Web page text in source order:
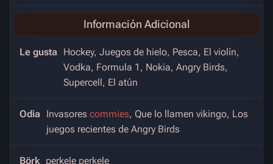
Información Adicional
Le gusta Hockey, Juegos de hielo, Pesca, El violín,
Vodka, Formula 1, Nokia, Angry Birds,
Supercell, El atún
Odia Invasores commies, Que lo llamen vikingo, Los
juegos recientes de Angry Birds
Börk perkele perkele